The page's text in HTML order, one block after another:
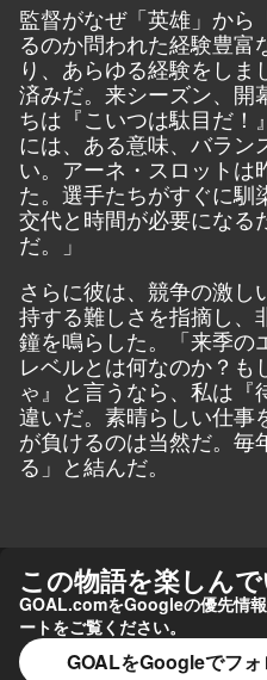
監督がなぜ「英雄」から
るのか問われた経験豊富
り、あらゆる経験をし
済みだ。来シーズン、開
ちは『こいつは駄目だ！
には、ある意味、バラン
い。アーネ・スロットは
た。選手たちがすぐに馴
交代と時間が必要になる
だ。」
さらに彼は、競争の激し
持する難しさを指摘し、
鐘を鳴らした。「来季の
レベルとは何なのか？も
ゃ』と言うなら、私は『
違いだ。素晴らしい仕事
が負けるのは当然だ。毎
る」と結んだ。
この物語を楽しん
GOAL.comをGoogleの優先情
ートをご覧ください。
GOALをGoogleでフォ